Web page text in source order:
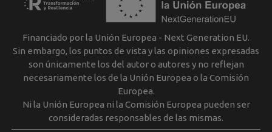
Financiado por la Unión Europea - Next Generation EU.
Sin embargo, los puntos de vista y las opiniones expresadas
son únicamente los del autor o autores y no reflejan
necesariamente los de la Unión Europea o la Comisión
Europea.
Ni la Unión Europea ni la Comisión Europea pueden ser
consideradas responsables de las mismas.